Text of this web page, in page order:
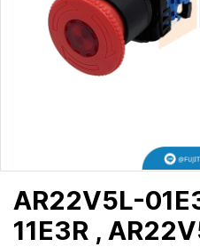
AR22V5L-
11E3R ,